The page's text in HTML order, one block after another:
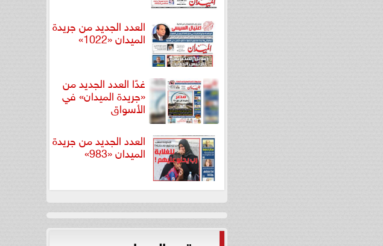
العدد الجديد من جريدة
الميدان «1022»
غدًا العدد الجديد من
«جريدة الميدان» في
الأسواق
العدد الجديد من جريدة
الميدان «983»